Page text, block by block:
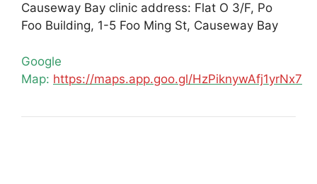
Causeway Bay clinic address: Flat O 3/F, Po
Foo Building, 1-5 Foo Ming St, Causeway Bay
Google
Map: https://maps.app.goo.gl/HzPiknywAfj1yrNx7